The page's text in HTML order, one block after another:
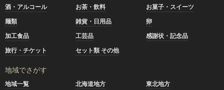
酒・アルコール
お茶・飲料
お菓子・スイーツ
麺類
雑貨・日用品
卵
加工食品
工芸品
感謝状・記念品
旅行・チケット
セット類 その他
地域でさがす
地域一覧 北海道地方
東北地方